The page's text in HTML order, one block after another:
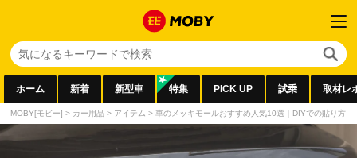
ホーム 新着 新型車 特集 PICK UP 試乗 取材レ
MOBY[モビー] > カー用品 > アイテム > 車のメッキモールおすすめ人気10選｜DIYでの貼り方を